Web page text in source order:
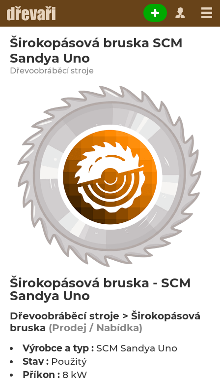
Širokopásová bruska SCM
Sandya Uno
Dřevoobráběcí stroje
Širokopásová bruska - SCM
Sandya Uno
Dřevoobráběcí stroje > Širokopásová
bruska (Prodej / Nabídka)
Výrobce a typ : SCM Sandya Uno
Stav : Použitý
Příkon : 8 kW